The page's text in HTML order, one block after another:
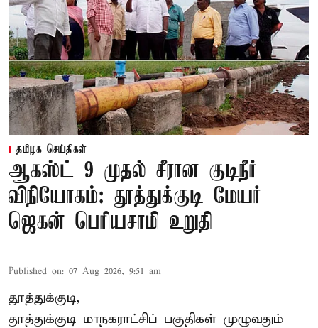
தமிழக செய்திகள்
ஆகஸ்ட் 9 முதல் சீரான குடிநீர்
விநியோகம்: தூத்துக்குடி மேயர்
ஜெகன் பெரியசாமி உறுதி
Published on: 07 Aug 2026, 9:51 am
தூத்துக்குடி,
தூத்துக்குடி மாநகராட்சிப் பகுதிகள் முழுவதும்